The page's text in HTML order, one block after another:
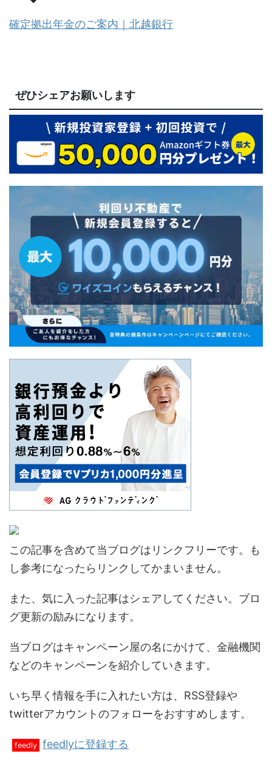
確定拠出年金のご案内｜北越銀行
ぜひシェアお願いします
この記事を含めて当ブログはリンクフリーです。も
し参考になったらリンクしてかまいません。
また、気に入った記事はシェアしてください。ブロ
グ更新の励みになります。
当ブログはキャンペーン屋の名にかけて、金融機関
などのキャンペーンを紹介していきます。
いち早く情報を手に入れたい方は、RSS登録や
twitterアカウントのフォローをおすすめします。
feedly feedlyに登録する